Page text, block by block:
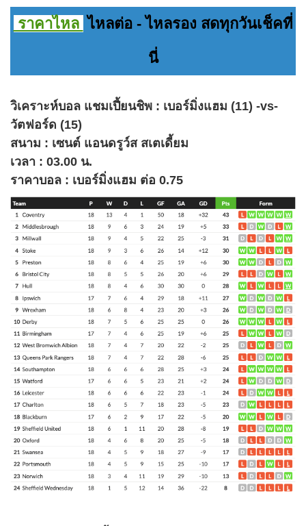
ราคาไหล ไหลต่อ - ไหลรอง สดทุกวันเช็คที่
นี่
วิเคราะห์บอล แชมเปี้ยนชิพ : เบอร์มิ่งแฮม (11) -vs-
วัตฟอร์ด (15)
สนาม : เซนต์ แอนดรูว์ส สเตเดี้ยม
เวลา : 03.00 น.
ราคาบอล : เบอร์มิ่งแฮม ต่อ 0.75